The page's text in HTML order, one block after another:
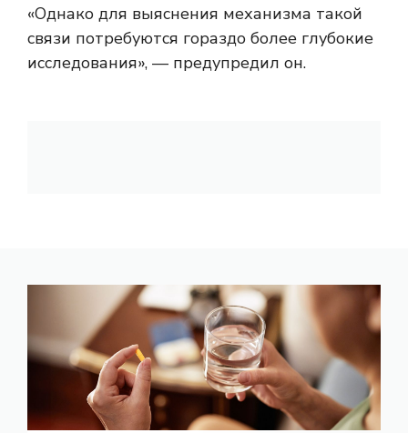
«Однако для выяснения механизма такой
связи потребуются гораздо более глубокие
исследования», — предупредил он.